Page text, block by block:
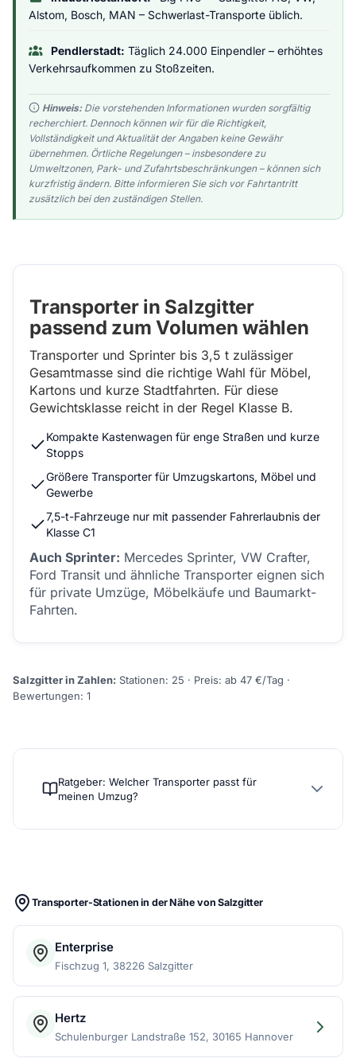
Alstom, Bosch, MAN – Schwerlast-Transporte üblich.
Pendlerstadt: Täglich 24.000 Einpendler – erhöhtes
Verkehrsaufkommen zu Stoßzeiten.
Hinweis:Die vorstehenden Informationen wurden sorgfältig
recherchiert. Dennoch können wir für die Richtigkeit,
Vollständigkeit und Aktualität der Angaben keine Gewähr
übernehmen. Örtliche Regelungen – insbesondere zu
Umweltzonen, Park- und Zufahrtsbeschränkungen – können sich
kurzfristig ändern. Bitte informieren Sie sich vor Fahrtantritt
zusätzlich bei den zuständigen Stellen.
Transporter in Salzgitter
passend zum Volumen wählen
Transporter und Sprinter bis 3,5 t zulässiger
Gesamtmasse sind die richtige Wahl für Möbel,
Kartons und kurze Stadtfahrten. Für diese
Gewichtsklasse reicht in der Regel Klasse B.
Kompakte Kastenwagen für enge Straßen und kurze
Stopps
Größere Transporter für Umzugskartons, Möbel und
Gewerbe
7,5-t-Fahrzeuge nur mit passender Fahrerlaubnis der
Klasse C1
Auch Sprinter: Mercedes Sprinter, VW Crafter,
Ford Transit und ähnliche Transporter eignen sich
für private Umzüge, Möbelkäufe und Baumarkt-
Fahrten.
Salzgitter in Zahlen: Stationen: 25 · Preis: ab 47 €/Tag ·
Bewertungen: 1
Ratgeber: Welcher Transporter passt für
meinen Umzug?
Transporter-Stationen in der Nähe von Salzgitter
Enterprise
Fischzug 1, 38226 Salzgitter
Hertz
Schulenburger Landstraße 152, 30165 Hannover